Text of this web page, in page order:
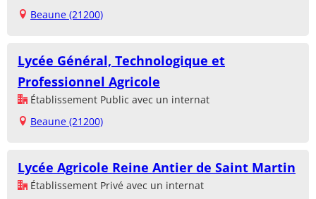
Beaune (21200)
Lycée Général, Technologique et
Professionnel Agricole
Établissement Public avec un internat
Beaune (21200)
Lycée Agricole Reine Antier de Saint Martin
Établissement Privé avec un internat